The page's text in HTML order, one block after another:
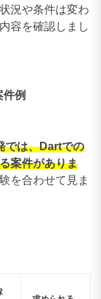
況や条件は変わ
容を確認しまし
例
では、Dartでの
案件がありま
を合わせて見ま